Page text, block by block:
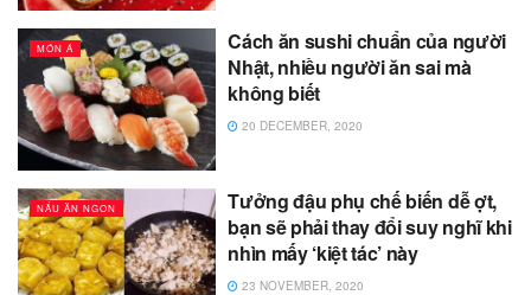
MÓN Á
Cách ăn sushi chuẩn của người
Nhật, nhiều người ăn sai mà
không biết
20 DECEMBER, 2020
NẤU ĂN NGON
Tưởng đậu phụ chế biến dễ ợt,
bạn sẽ phải thay đổi suy nghĩ khi
nhìn mấy ‘kiệt tác’ này
23 NOVEMBER, 2020